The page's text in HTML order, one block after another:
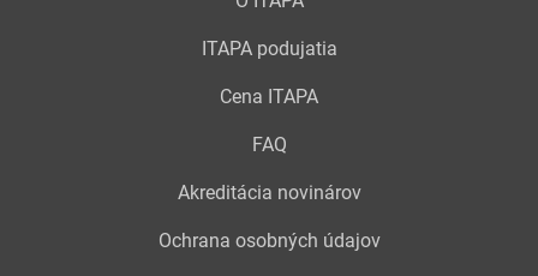
ITAPA podujatia
Cena ITAPA
FAQ
Akreditácia novinárov
Ochrana osobných údajov